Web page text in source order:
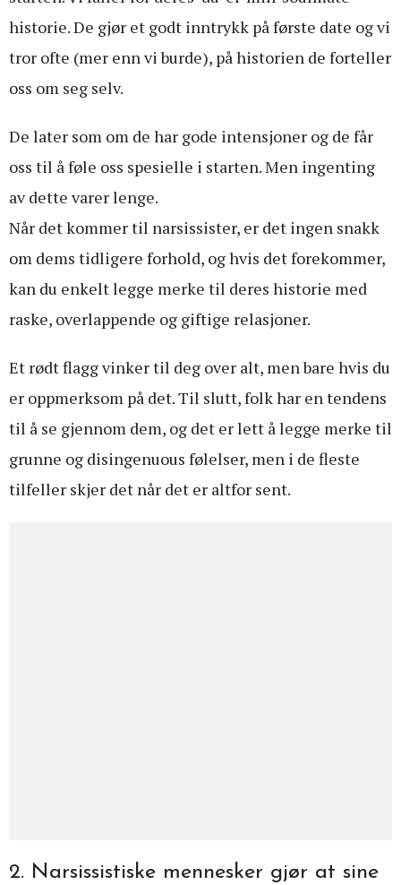
historie. De gjør et godt inntrykk på første date og vi
tror ofte (mer enn vi burde), på historien de forteller
oss om seg selv.
De later som om de har gode intensjoner og de får
oss til å føle oss spesielle i starten. Men ingenting
av dette varer lenge.
Når det kommer til narsissister, er det ingen snakk
om dems tidligere forhold, og hvis det forekommer,
kan du enkelt legge merke til deres historie med
raske, overlappende og giftige relasjoner.
Et rødt flagg vinker til deg over alt, men bare hvis du
er oppmerksom på det. Til slutt, folk har en tendens
til å se gjennom dem, og det er lett å legge merke til
grunne og disingenuous følelser, men i de fleste
tilfeller skjer det når det er altfor sent.
2. Narsissistiske mennesker gjør at sine